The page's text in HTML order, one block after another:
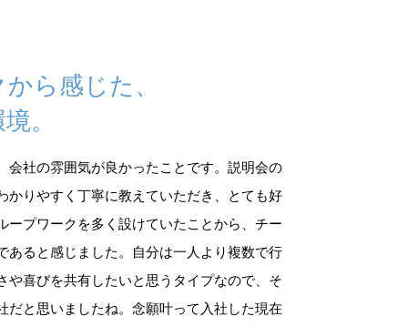
ら感じた、
。
会社の雰囲気が良かったことです。説明会の
かりやすく丁寧に教えていただき、とても好
ープワークを多く設けていたことから、チー
あると感じました。自分は一人より複数で行
や喜びを共有したいと思うタイプなので、そ
だと思いましたね。念願叶って入社した現在